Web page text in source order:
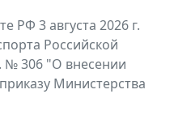
РФ 3 августа 2026 г.
Российской
№ 306 "О внесении
Министерства